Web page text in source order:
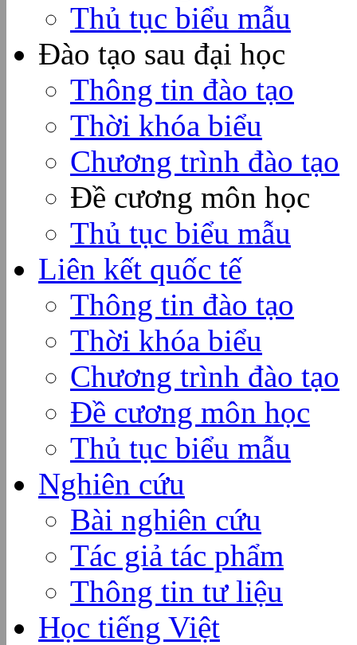
Thủ tục biểu mẫu
Đào tạo sau đại học
Thông tin đào tạo
Thời khóa biểu
Chương trình đào tạo
Đề cương môn học
Thủ tục biểu mẫu
Liên kết quốc tế
Thông tin đào tạo
Thời khóa biểu
Chương trình đào tạo
Đề cương môn học
Thủ tục biểu mẫu
Nghiên cứu
Bài nghiên cứu
Tác giả tác phẩm
Thông tin tư liệu
Học tiếng Việt